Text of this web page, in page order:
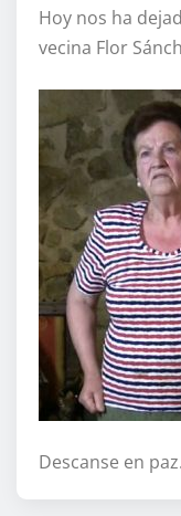
Hoy nos ha
vecina Flor
Descanse en paz.